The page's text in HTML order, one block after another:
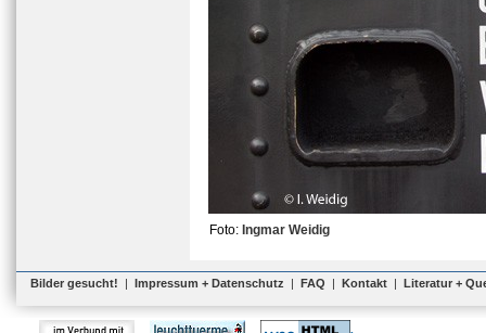
Foto: Ingmar Weidig
Bilder gesucht! | Impressum + Datenschutz | FAQ | Kontakt | Literatur +